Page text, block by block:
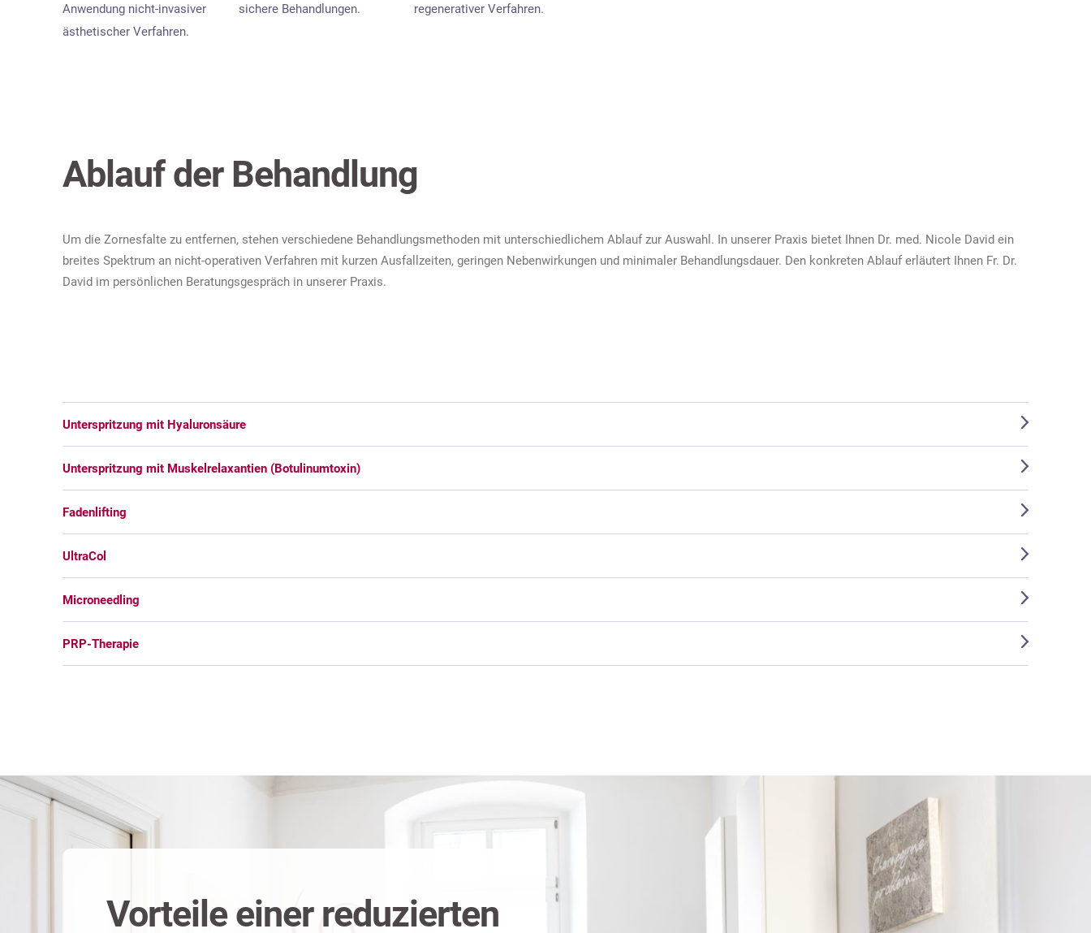
Anwendung nicht-invasiver
ästhetischer Verfahren.
sichere Behandlungen.
regenerativer Verfahren.
Ablauf der Behandlung
Um die Zornesfalte zu entfernen, stehen verschiedene Behandlungsmethoden mit unterschiedlichem Ablauf zur Auswahl. In unserer Praxis bietet Ihnen Dr. med. Nicole David ein
breites Spektrum an nicht-operativen Verfahren mit kurzen Ausfallzeiten, geringen Nebenwirkungen und minimaler Behandlungsdauer. Den konkreten Ablauf erläutert Ihnen Fr. Dr.
David im persönlichen Beratungsgespräch in unserer Praxis.
Unterspritzung mit Hyaluronsäure
Unterspritzung mit Muskelrelaxantien (Botulinumtoxin)
Fadenlifting
UltraCol
Microneedling
PRP-Therapie
Vorteile einer reduzierten